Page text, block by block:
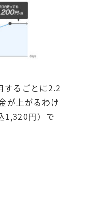
するごとに2.2
が上がるわけ
1,320円）で